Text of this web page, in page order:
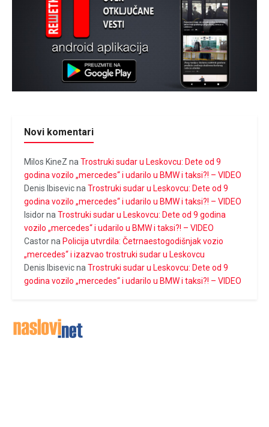
Novi komentari
Milos KineZ na Trostruki sudar u Leskovcu: Dete od 9
godina vozilo „mercedes“ i udarilo u BMW i taksi?! – VIDEO
Denis Ibisevicna Trostruki sudar u Leskovcu: Dete od 9
godina vozilo „mercedes“ i udarilo u BMW i taksi?! – VIDEO
Isidorna Trostruki sudar u Leskovcu: Dete od 9 godina
vozilo „mercedes“ i udarilo u BMW i taksi?! – VIDEO
Castorna Policija utvrdila: Četrnaestogodišnjak vozio
„mercedes“ i izazvao trostruki sudar u Leskovcu
Denis Ibisevicna Trostruki sudar u Leskovcu: Dete od 9
godina vozilo „mercedes“ i udarilo u BMW i taksi?! – VIDEO